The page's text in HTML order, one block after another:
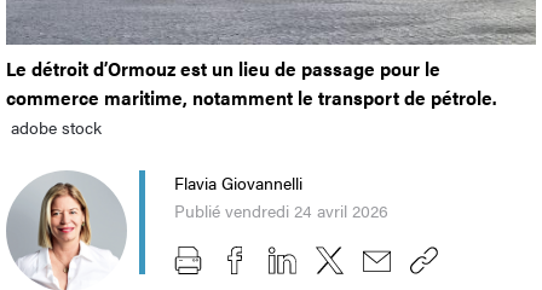
Le détroit d’Ormouz est un lieu de passage pour le
commerce maritime, notamment le transport de pétrole.
adobe stock
Flavia Giovannelli
Publié vendredi 24 avril 2026